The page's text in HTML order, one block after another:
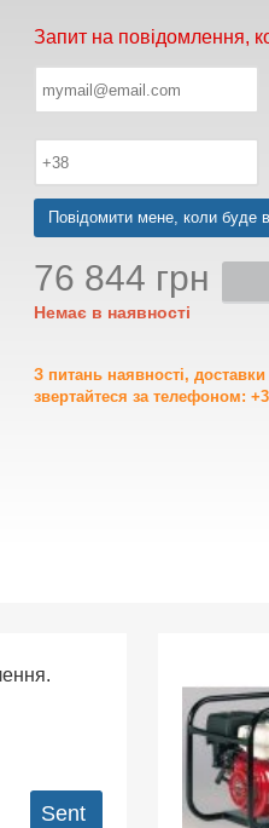
Запит на повідомлення,
Повідомити мене, коли буде в
76 844 грн
Немає в наявності
З питань наявності, доставки
звертайтеся за телефоном:
Sent